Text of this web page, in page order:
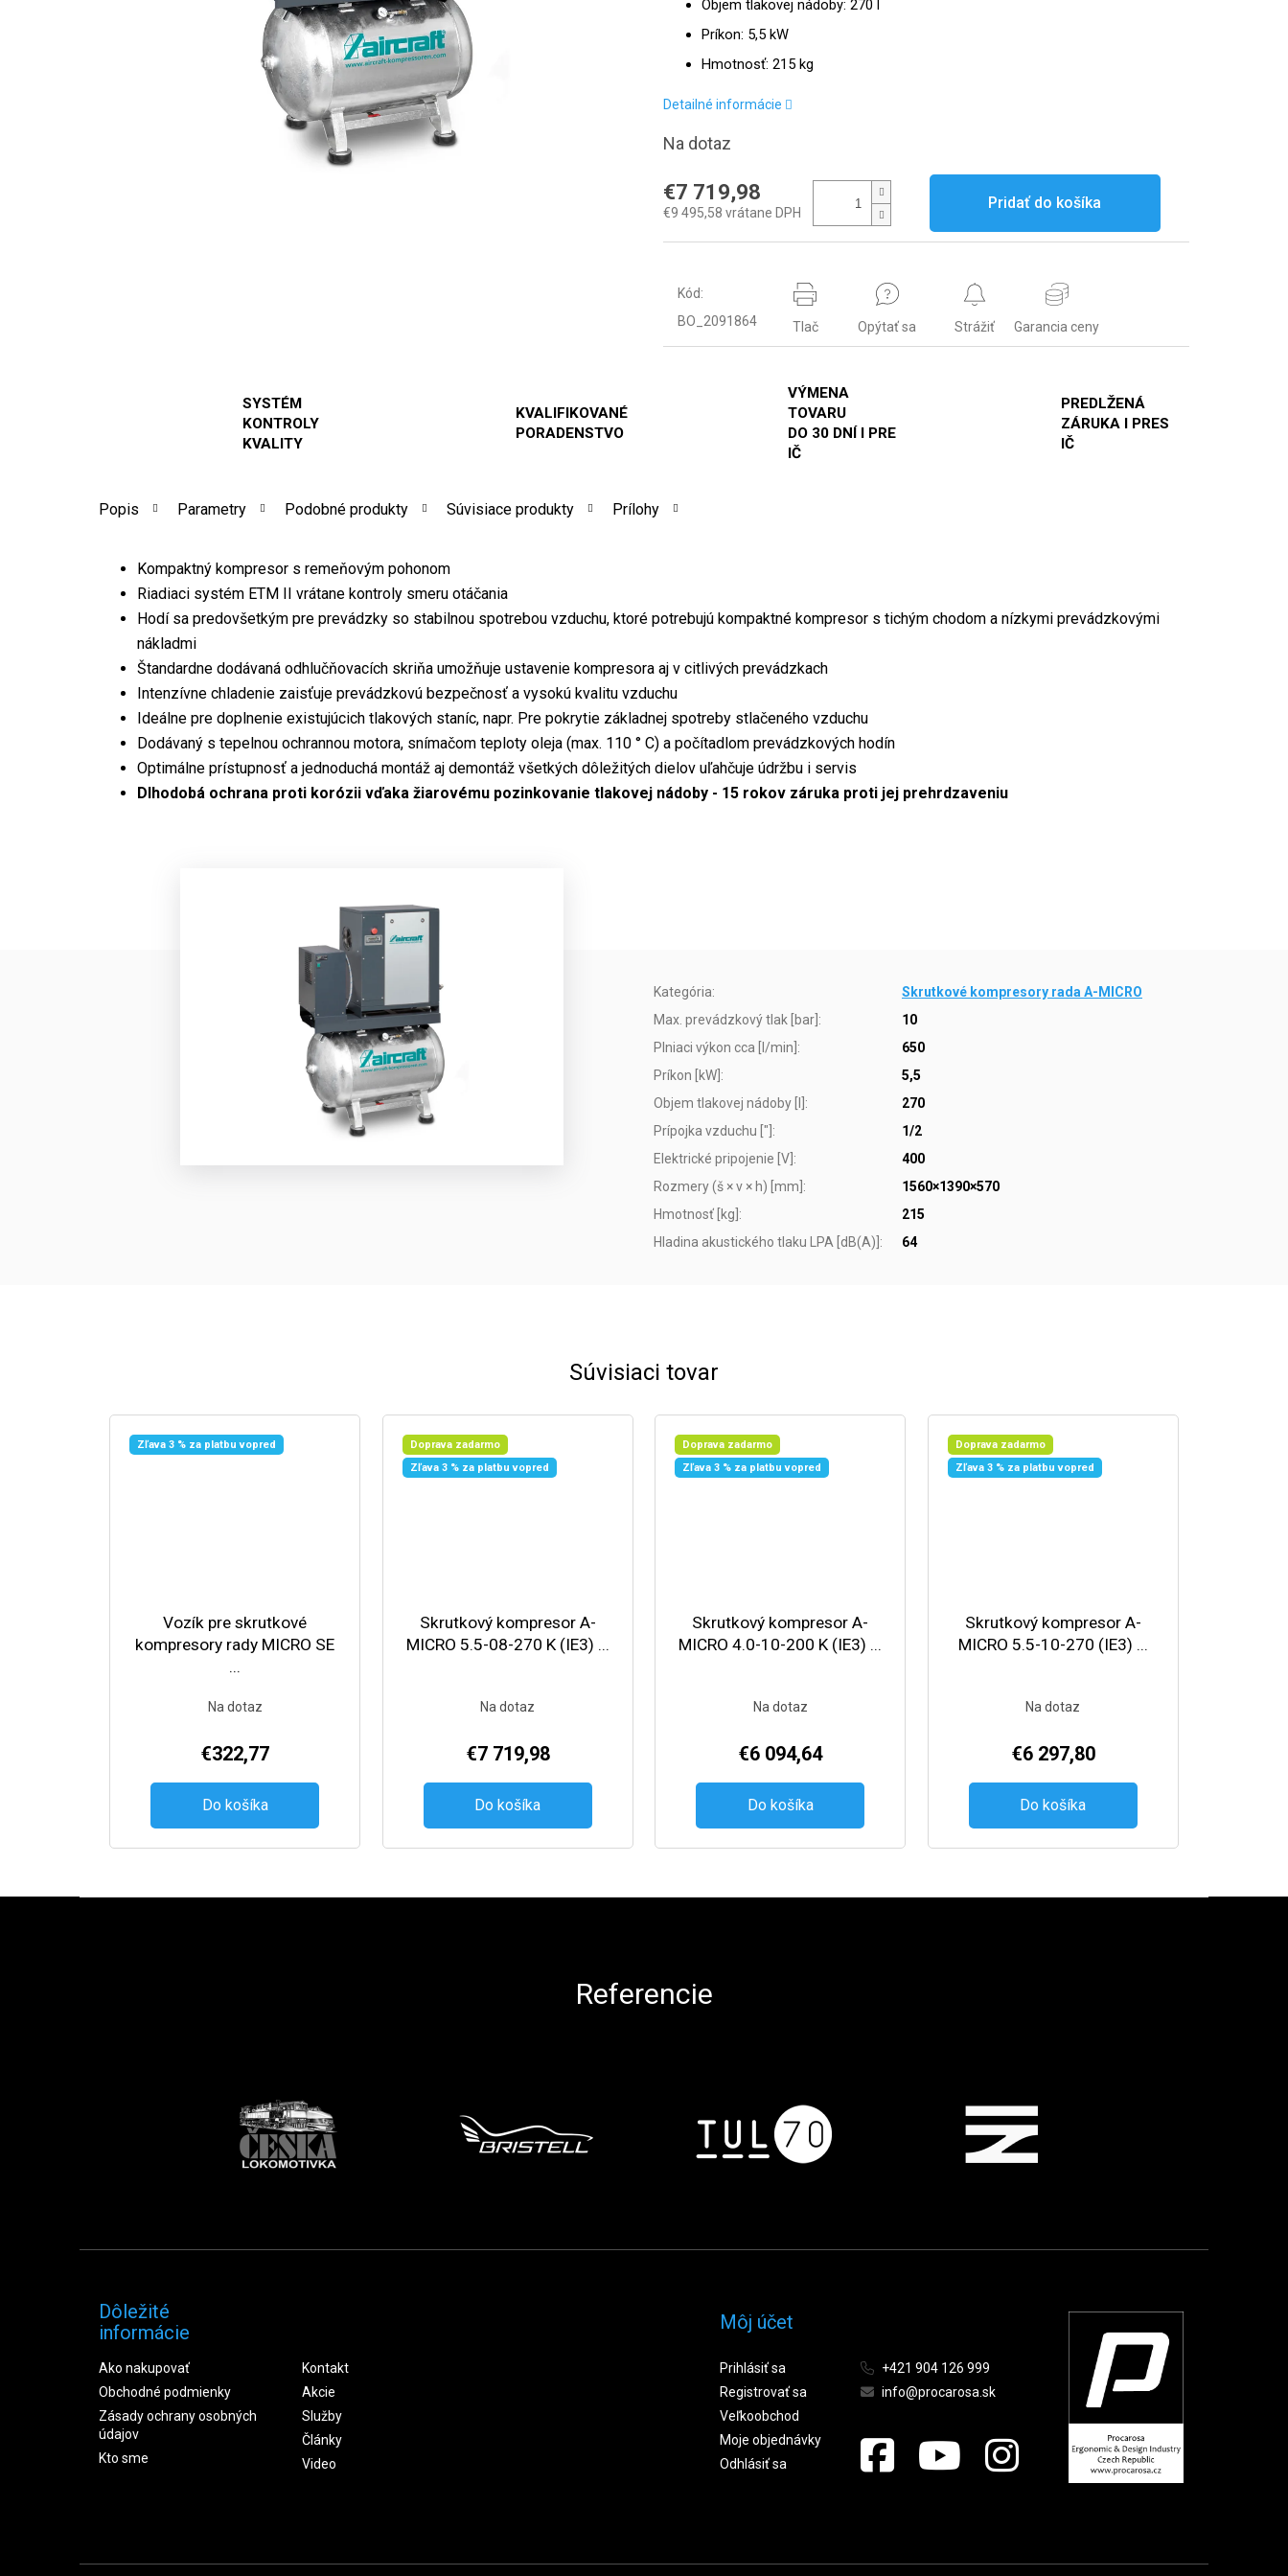
Objem tlakovej nádoby: 270 l
Príkon: 5,5 kW
Hmotnosť: 215 kg
Detailné informácie
Na dotaz
€7 719,98
€9 495,58 vrátane DPH
Pridať do košíka
Kód:
BO_2091864
Tlač Opýtať sa Strážiť Garancia ceny
KVALIFIKOVANÉ
PORADENSTVO
VÝMENA
TOVARU
DO 30 DNÍ I PRE
IČ
PREDLŽENÁ
ZÁRUKA I PRES
IČ
SYSTÉM
KONTROLY
KVALITY
Popis Parametry Podobné produkty Súvisiace produkty Prílohy
Kompaktný kompresor s remeňovým pohonom
Riadiaci systém ETM II vrátane kontroly smeru otáčania
Hodí sa predovšetkým pre prevádzky so stabilnou spotrebou vzduchu, ktoré potrebujú kompaktné kompresor s tichým chodom a nízkymi prevádzkovými
nákladmi
Štandardne dodávaná odhlučňovacích skriňa umožňuje ustavenie kompresora aj v citlivých prevádzkach
Intenzívne chladenie zaisťuje prevádzkovú bezpečnosť a vysokú kvalitu vzduchu
Ideálne pre doplnenie existujúcich tlakových staníc, napr. Pre pokrytie základnej spotreby stlačeného vzduchu
Dodávaný s tepelnou ochrannou motora, snímačom teploty oleja (max. 110 ° C) a počítadlom prevádzkových hodín
Optimálne prístupnosť a jednoduchá montáž aj demontáž všetkých dôležitých dielov uľahčuje údržbu i servis
Dlhodobá ochrana proti korózii vďaka žiarovému pozinkovanie tlakovej nádoby - 15 rokov záruka proti jej prehrdzaveniu
Kategória:
Skrutkové kompresory rada A-MICRO
Max. prevádzkový tlak [bar] :
10
Plniaci výkon cca [l/min] :
650
Príkon [kW] :
5,5
Objem tlakovej nádoby [l] :
270
Prípojka vzduchu ["] :
1/2
Elektrické pripojenie [V] :
400
Rozmery (š × v × h) [mm] :
1560×1390×570
Hmotnosť [kg] :
215
Hladina akustického tlaku LPA [dB(A)] : 64
Súvisiaci tovar
Zľava 3 % za platbu vopred
Vozík pre skrutkové
kompresory rady MICRO SE
...
Na dotaz
€322,77
Do košíka
Doprava zadarmo
Zľava 3 % za platbu vopred
Skrutkový kompresor A-
MICRO 5.5-08-270 K (IE3) ...
Na dotaz
€7 719,98
Do košíka
Doprava zadarmo
Zľava 3 % za platbu vopred
Skrutkový kompresor A-
MICRO 4.0-10-200 K (IE3) ...
Na dotaz
€6 094,64
Do košíka
Doprava zadarmo
Zľava 3 % za platbu vopred
Skrutkový kompresor A-
MICRO 5.5-10-270 (IE3) ...
Na dotaz
€6 297,80
Do košíka
Referencie
Dôležité
informácie
Ako nakupovať
Obchodné podmienky
Zásady ochrany osobných
údajov
Kto sme
Kontakt
Akcie
Služby
Články
Video
Môj účet
Prihlásiť sa
Registrovať sa
Veľkoobchod
Moje objednávky
Odhlásiť sa
+421 904 126 999
info@procarosa.sk